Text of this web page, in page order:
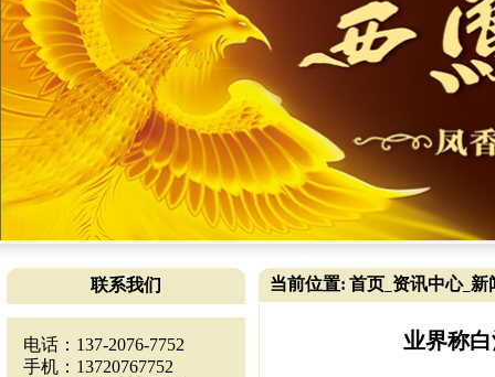
联系我们
电话：137-2076-7752
手机：13720767752
当前位置: 首页 资讯中心_ 新
业界称